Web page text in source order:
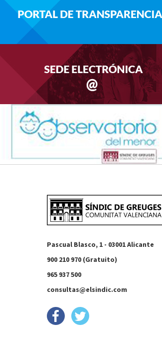
Pascual Blasco, 1 - 03001 Alicante
900 210 970 (Gratuito)
965 937 500
consultas@elsindic.com